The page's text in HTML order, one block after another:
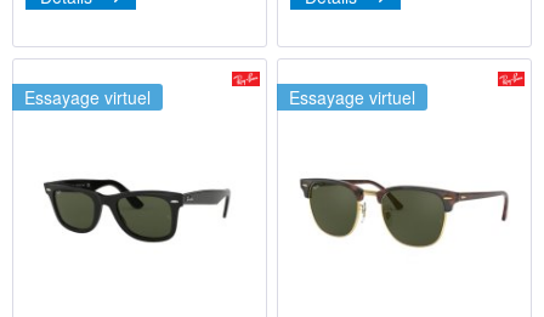
Essayage virtuel Essayage virtuel